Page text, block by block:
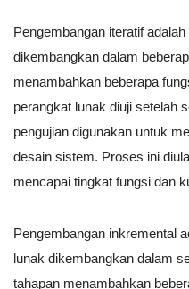
Pengembangan iteratif
dikembangkan dalam
menambahkan beberapa
perangkat lunak diuji setelah
pengujian digunakan untuk
desain sistem. Proses ini
mencapai tingkat fungsi dan
Pengembangan inkremental
lunak dikembangkan dalam
tahapan menambahkan